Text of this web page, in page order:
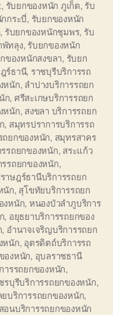
, รับยกของหนัก ภูเก็ต, รับ
กระบี่, รับยกของหนัก
, รับยกของหนักชุมพร, รับ
ทลุง, รับยกของหนัก
ของหนักสงขลา, รับยก
ร์ธานี, ราชบุรีบริการรถ
หนัก, ลำปางบริการรถยก
ก, ศรีสะเกษบริการรถยก
หนัก, สงขลา บริการรถยก
, สมุทรปราการบริการรถ
ถยกของหนัก, สมุทรสาคร
รถยกของหนัก, สระแก้ว
รถยกของหนัก,
าษฎร์ธานีบริการรถยก
นัก, สุโขทัยบริการรถยก
งหนัก, หนองบัวลำภูบริการ
, อยุธยาบริการรถยกของ
, อำนาจเจริญบริการรถยก
หนัก, อุตรดิตถ์บริการรถ
องหนัก, อุบลราชธานี
ารรถยกของหนัก,
รบุรีบริการรถยกของหนัก,
ยบริการรถยกของหนัก,
อนบริการรถยกของหนัก